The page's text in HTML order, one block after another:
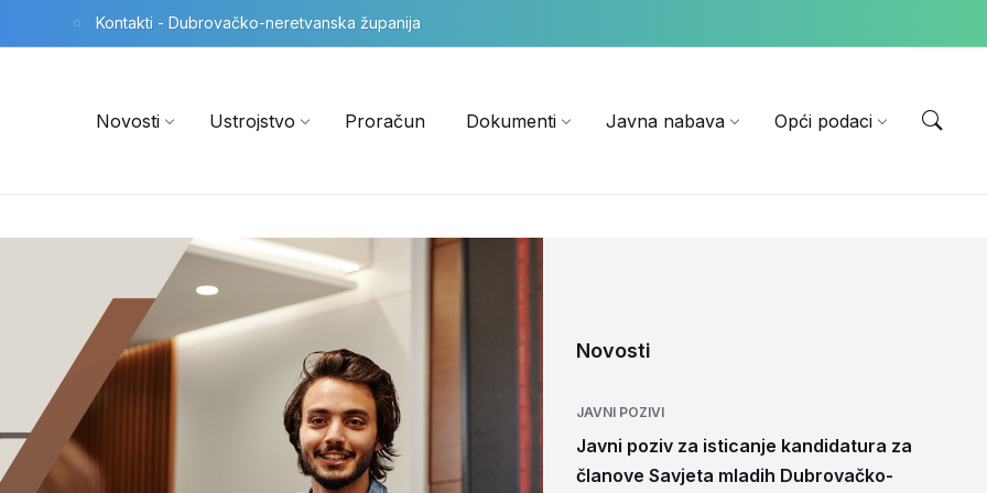
Kontakti - Dubrovačko-neretvanska županija
Novosti Ustrojstvo Proračun Dokumenti Javna nabava Opći podaci
Novosti
JAVNI POZIVI
Javni poziv za isticanje kandidatura za
članove Savjeta mladih Dubrovačko-